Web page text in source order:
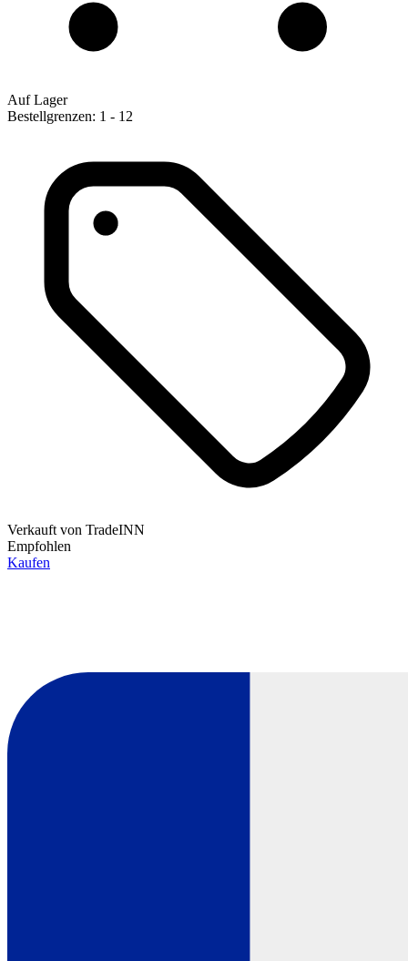
Auf Lager
Bestellgrenzen: 1 - 12
Verkauft von TradeINN
Empfohlen
Kaufen